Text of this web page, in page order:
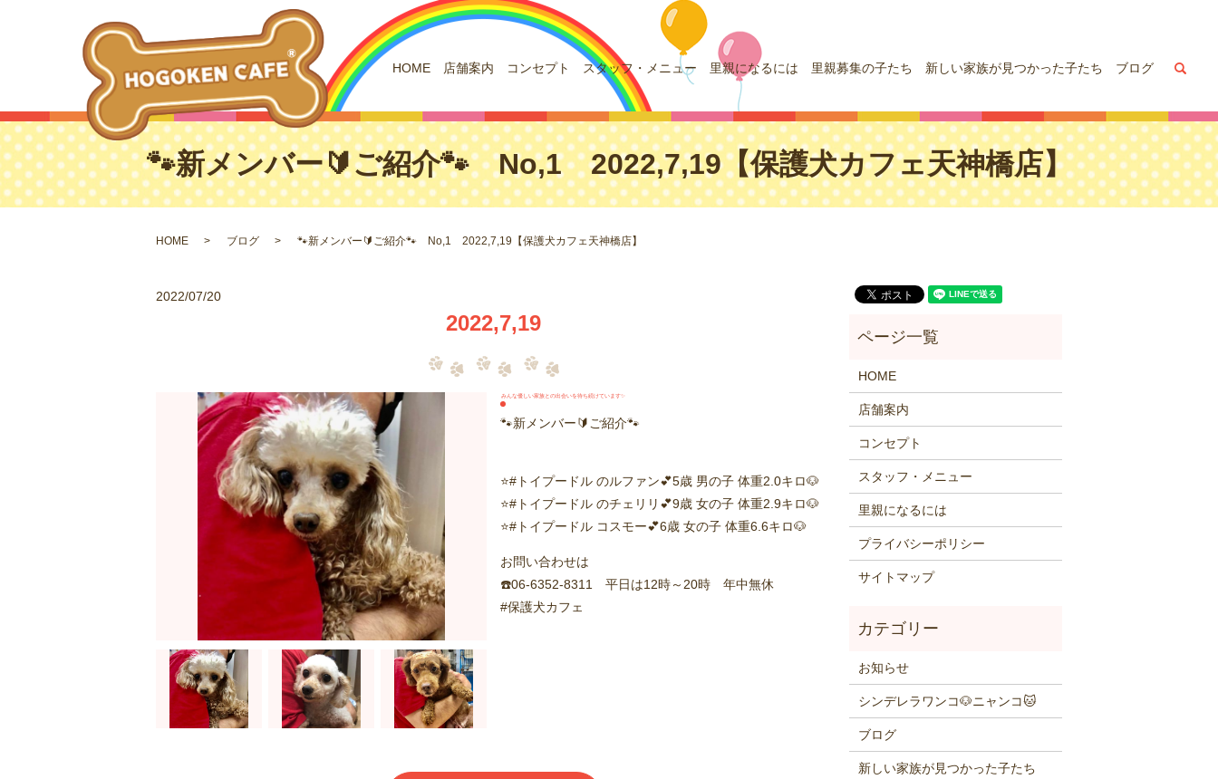
HOME 店舗案内 コンセプト スタッフ・メニュー 里親になるには 里親募集の子たち 新しい家族が見つかった子たち ブログ
🐾新メンバー🔰ご紹介🐾 No,1 2022,7,19【保護犬カフェ天神橋店】
HOME ブログ 🐾新メンバー🔰ご紹介🐾 No,1 2022,7,19【保護犬カフェ天神橋店】
2022/07/20
2022,7,19
みんな優しい家族との出会いを待ち続けています✨
🐾新メンバー🔰ご紹介🐾
⭐️#トイプードル のルファン💕5歳 男の子 体重2.0キロ🐶
⭐️#トイプードル のチェリリ💕9歳 女の子 体重2.9キロ🐶
⭐️#トイプードル コスモー💕6歳 女の子 体重6.6キロ🐶
お問い合わせは
☎️06-6352-8311 平日は12時～20時 年中無休
#保護犬カフェ
HOME
店舗案内
コンセプト
スタッフ・メニュー
里親になるには
プライバシーポリシー
サイトマップ
お知らせ
シンデレラワンコ🐶ニャンコ🐱
ブログ
新しい家族が見つかった子たち